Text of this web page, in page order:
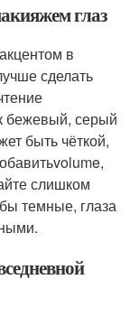
глаз
в
сделать
бежевый, серый
быть чёткой,
слишком
темные, глаза